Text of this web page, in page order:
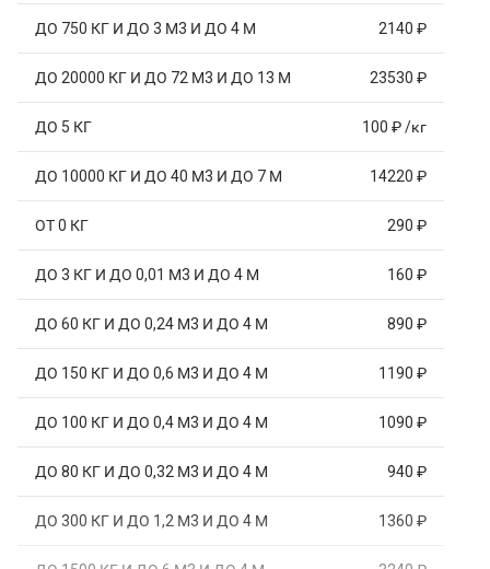
ДО 750 КГ И ДО 3 М3 И ДО 4 М 2140 ₽
ДО 20000 КГ И ДО 72 М3 И ДО 13 М 23530 ₽
ДО 5 КГ 100 ₽ /кг
ДО 10000 КГ И ДО 40 М3 И ДО 7 М 14220 ₽
ОТ 0 КГ 290 ₽
ДО 3 КГ И ДО 0,01 М3 И ДО 4 М 160 ₽
ДО 60 КГ И ДО 0,24 М3 И ДО 4 М 890 ₽
ДО 150 КГ И ДО 0,6 М3 И ДО 4 М 1190 ₽
ДО 100 КГ И ДО 0,4 М3 И ДО 4 М 1090 ₽
ДО 80 КГ И ДО 0,32 М3 И ДО 4 М 940 ₽
ДО 300 КГ И ДО 1,2 М3 И ДО 4 М 1360 ₽